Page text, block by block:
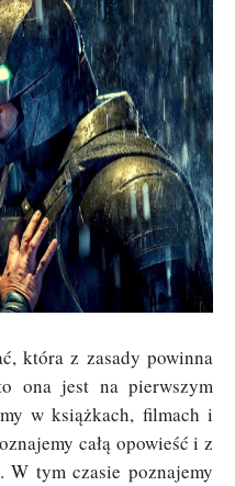
która z zasady powinna
ona jest na pierwszym
w książkach, filmach i
całą opowieść i z
W tym czasie poznajemy